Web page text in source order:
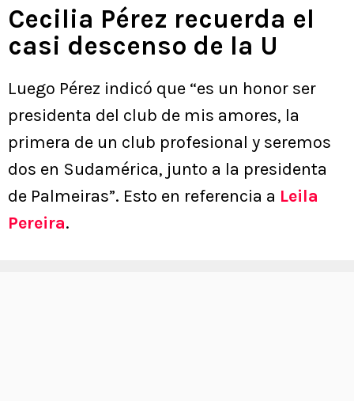
Cecilia Pérez recuerda el
casi descenso de la U
Luego Pérez indicó que “es un honor ser
presidenta del club de mis amores, la
primera de un club profesional y seremos
dos en Sudamérica, junto a la presidenta
de Palmeiras”. Esto en referencia a Leila
Pereira.